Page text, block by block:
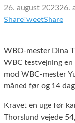
26. august 202326.
ShareTweetShare
WBO-mester Dina
WBC testvejning
mod WBC-mester
måned før og 14
Kravet en uge før
Thorslund vejede